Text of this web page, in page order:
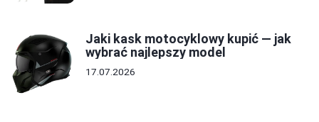
Jaki kask motocyklowy kupić — jak
wybrać najlepszy model
17.07.2026